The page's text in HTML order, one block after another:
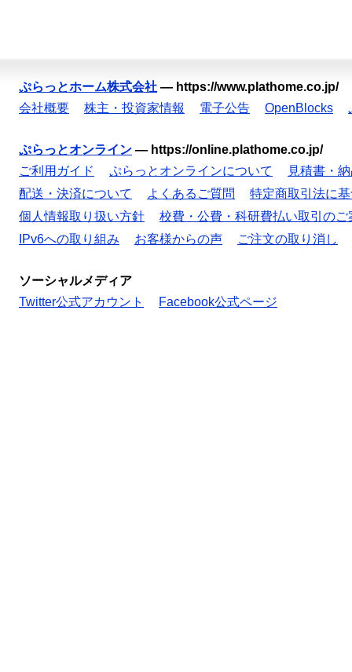
ぷらっとホーム株式会社 — https://www.plathome.co.jp/
会社概要
株主・投資家情報 電子公告 OpenBlocks
ぷらっとオンライン — https://online.plathome.co.jp/
ご利用ガイド
ぷらっとオンラインについて
見積書・
配送・決済について
よくあるご質問
特定商取引法に
個人情報取り扱い方針
校費・公費・科研費払い取引のご
IPv6への取り組み
お客様からの声 ご注文の取り消し
ソーシャルメディア
Twitter公式アカウント
Facebook公式ページ